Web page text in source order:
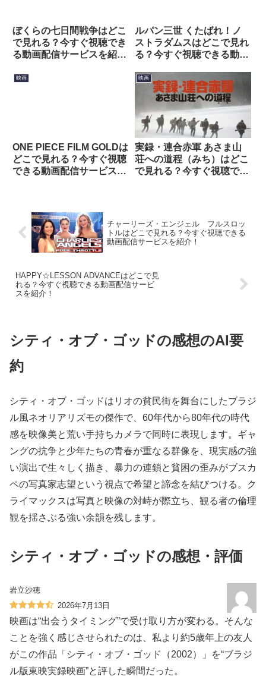
ぼくらの七日間戦争はどこ
で見れる？今すぐ視聴でき
る動画配信サービスを紹
ルパン三世 くたばれ！ノ
ストラダムスはどこで見れ
る？今すぐ視聴できる動画
映画
ONE PIECE FILM GOLDは
どこで見れる？今すぐ視聴
できる動画配信サービスを
映画
実録・連合赤軍 あさま山
荘への道程（みち）はどこ
で見れる？今すぐ視聴でき
チャーリーズ・エンジェル フルスロッ
トルはどこで見れる？今すぐ視聴できる
動画配信サービスを紹介！
HAPPY☆LESSON ADVANCEはどこで見
れる？今すぐ視聴できる動画配信サービ
スを紹介！
シティ・オブ・ゴッドの感想のAI要
約
シティ・オブ・ゴッドはリオの貧民街を舞台にしたブラジ
ル風ネオリアリズモの傑作で、60年代から80年代の時代
感を映像美と荒い手持ちカメラで同時に表現します。ギャ
ングの抗争と少年たちの青春が重なる群像を、現実感の強
い演出で生々しく描き、暴力の連鎖と貧困の歪みがブスカ
ペの写真家志望という視点で希望と諦念を結びつける。ク
ライマックスは写真と映像の対峙が際立ち、観る者の倫理
観を揺さぶる強い余韻を残します。
シティ・オブ・ゴッドの感想・評価
岩立沙穂
2026年7月13日
映画は“出会うタイミング”で受け取り方が変わる。そんな
ことを強く感じさせられたのは、私より約5歳年上の友人
がこの作品「シティ・オブ・ゴッド（2002）」を“ブラジ
ル版東映実録映画”と評した瞬間だった。